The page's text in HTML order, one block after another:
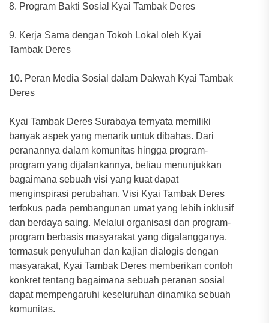
8. Program Bakti Sosial Kyai Tambak Deres
9. Kerja Sama dengan Tokoh Lokal oleh Kyai
Tambak Deres
10. Peran Media Sosial dalam Dakwah Kyai Tambak
Deres
Kyai Tambak Deres Surabaya ternyata memiliki
banyak aspek yang menarik untuk dibahas. Dari
peranannya dalam komunitas hingga program-
program yang dijalankannya, beliau menunjukkan
bagaimana sebuah visi yang kuat dapat
menginspirasi perubahan. Visi Kyai Tambak Deres
terfokus pada pembangunan umat yang lebih inklusif
dan berdaya saing. Melalui organisasi dan program-
program berbasis masyarakat yang digalangganya,
termasuk penyuluhan dan kajian dialogis dengan
masyarakat, Kyai Tambak Deres memberikan contoh
konkret tentang bagaimana sebuah peranan sosial
dapat mempengaruhi keseluruhan dinamika sebuah
komunitas.